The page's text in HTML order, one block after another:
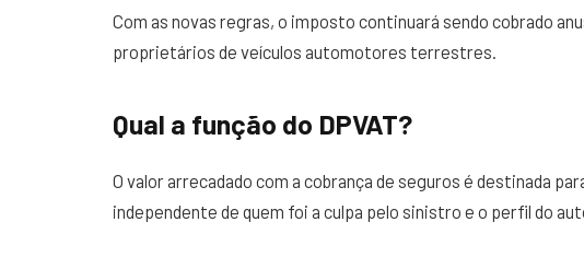
Com as novas regras, o imposto continuará sendo cobrado
proprietários de veículos automotores terrestres.
Qual a função do DPVAT?
O valor arrecadado com a cobrança de seguros é destinada
independente de quem foi a culpa pelo sinistro e o perfil do